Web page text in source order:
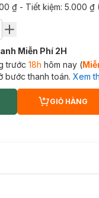
₫ - Tiết kiệm: 5.000 ₫
Miễn Phí 2H
trước 18h hôm nay (
bước thanh toán. Xem
CART PLUS ICON
GIỎ HÀNG